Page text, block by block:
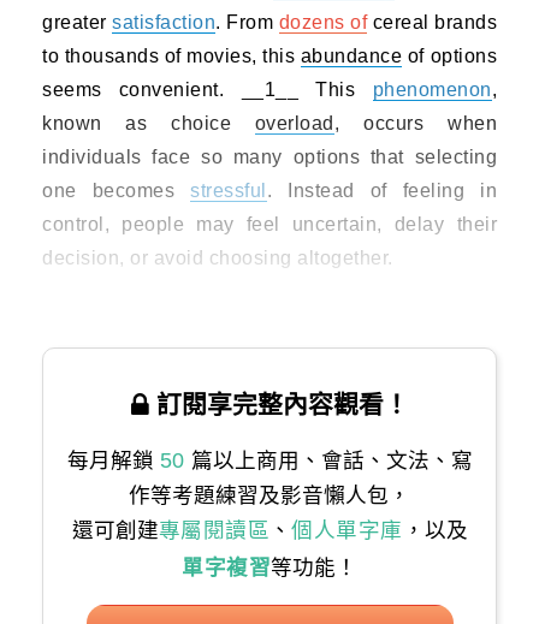
greater satisfaction. From dozens ofcereal brands
to thousands of movies, this abundance of options
seems convenient. __1__ This phenomenon,
known as choice overload , occurs when
individuals face so many options that selecting
one becomes stressful . Instead of feeling in
control, people may feel uncertain, delay their
decision, or avoid choosing altogether.
訂閱享完整內容觀看！
每月解鎖 50 篇以上商用、會話、文法、寫
作等考題練習及影音懶人包，
還可創建專屬閱讀區 、 個人單字庫 ，以及
單字複習等功能！